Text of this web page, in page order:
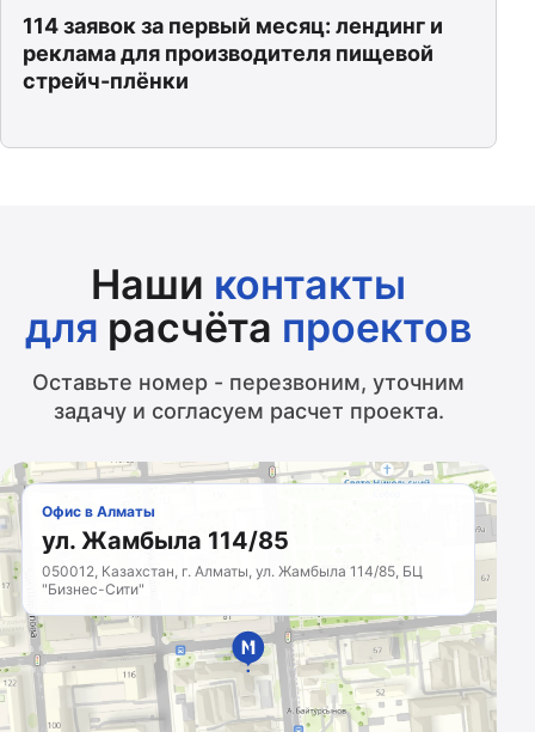
114 заявок за первый месяц: лендинг и
реклама для производителя пищевой
стрейч-плёнки
Наши контакты
для расчёта проектов
Оставьте номер - перезвоним, уточним
задачу и согласуем расчет проекта.
Офис в Алматы
ул. Жамбыла 114/85
050012, Казахстан, г. Алматы, ул. Жамбыла 114/85, БЦ
"Бизнес-Сити"МАРКЕТИНГОВОЕ
АГЕНТСТВО
Казахстан · с 2011 года